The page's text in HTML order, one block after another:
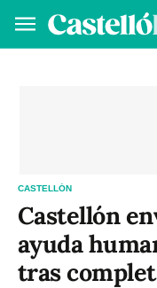
CASTELLÓN
Castellón
ayuda
tras